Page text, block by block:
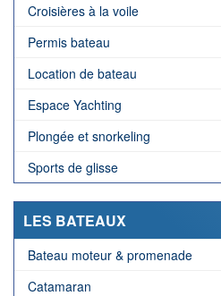
Croisières à la voile
Permis bateau
Location de bateau
Espace Yachting
Plongée et snorkeling
Sports de glisse
LES BATEAUX
Bateau moteur & promenade
Catamaran